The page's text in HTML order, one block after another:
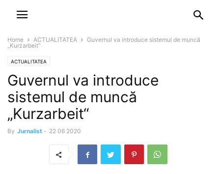
Home ACTUALITATEA
Guvernul va introduce sistemul de muncă
„Kurzarbeit“
ACTUALITATEA
Guvernul va introduce
sistemul de muncă
„Kurzarbeit“
By Jurnalist - 22 06 2020